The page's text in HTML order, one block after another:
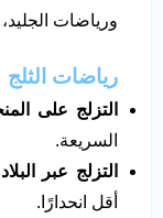
ورياضات
رياضات الثلج
التزلج على
السريعة.
التزلج عبر
أقل انحدارًا.